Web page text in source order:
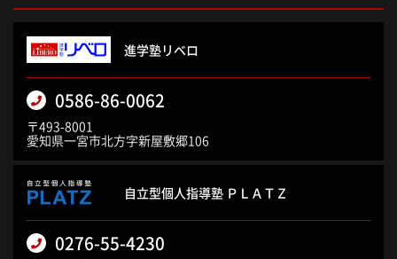
進学塾リベロ
0586-86-0062
〒493-8001
愛知県一宮市北方字新屋敷郷106
自立型個人指導塾 ＰＬＡＴＺ
0276-55-4230